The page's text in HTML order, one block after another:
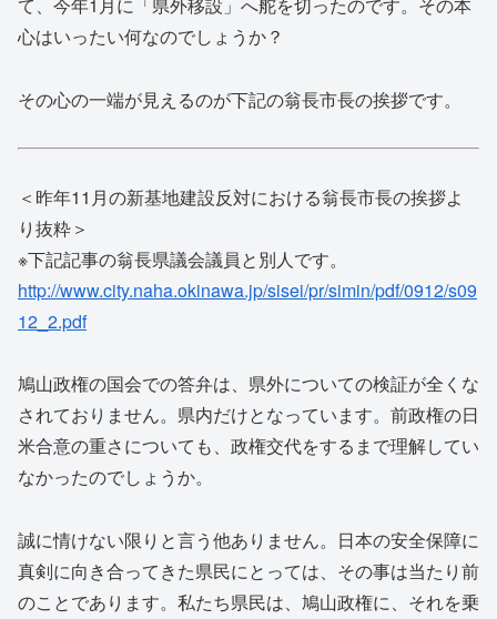
て、今年1月に「県外移設」へ舵を切ったのです。その本
心はいったい何なのでしょうか？
その心の一端が見えるのが下記の翁長市長の挨拶です。
＜昨年11月の新基地建設反対における翁長市長の挨拶よ
り抜粋＞
※下記記事の翁長県議会議員と別人です。
http://www.city.naha.okinawa.jp/sisei/pr/simin/pdf/0912/s09
12_2.pdf
鳩山政権の国会での答弁は、県外についての検証が全くな
されておりません。県内だけとなっています。前政権の日
米合意の重さについても、政権交代をするまで理解してい
なかったのでしょうか。
誠に情けない限りと言う他ありません。日本の安全保障に
真剣に向き合ってきた県民にとっては、その事は当たり前
のことであります。私たち県民は、鳩山政権に、それを乗